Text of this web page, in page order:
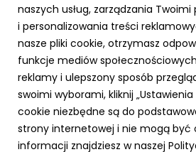
PARP
Zielone światło dla Twojej
mln zł na ekologiczną
Funduszy Europejskich!
23 października 2025
Chcesz, aby Twoja firma działała
ekologicznie i oszczędnie? Dzięki
dla Polski Wschodniej (FEPW),
naszych usług, zarządzania
i personalizowania treści
nasze pliki cookie, otrzymasz
funkcje mediów
reklamy i ulepszony sposób
swoimi wyborami, kliknij „Ustawienia
cookie niezbędne są do
strony internetowej i nie mogą być
informacji znajdziesz w naszej